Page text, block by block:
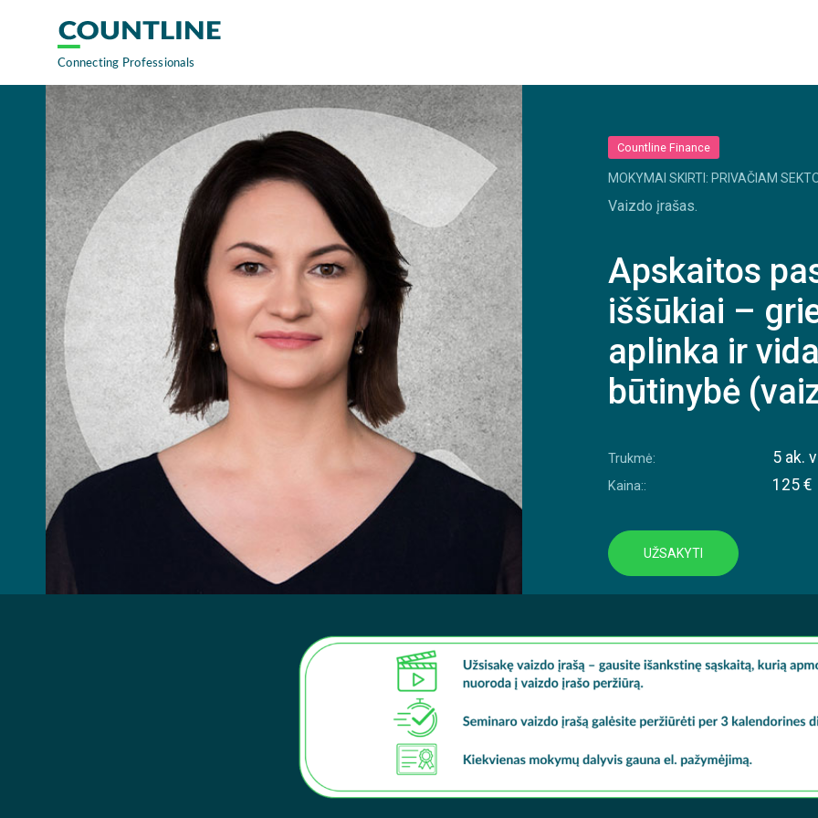
Countline Finance
MOKYMAI SKIRTI: PRIVAČIAM
Vaizdo įrašas.
Apskaitos
iššūkiai –
aplinka ir
būtinybė
Trukmė: 5 ak.
Kaina:: 125 €
UŽSAKYTI